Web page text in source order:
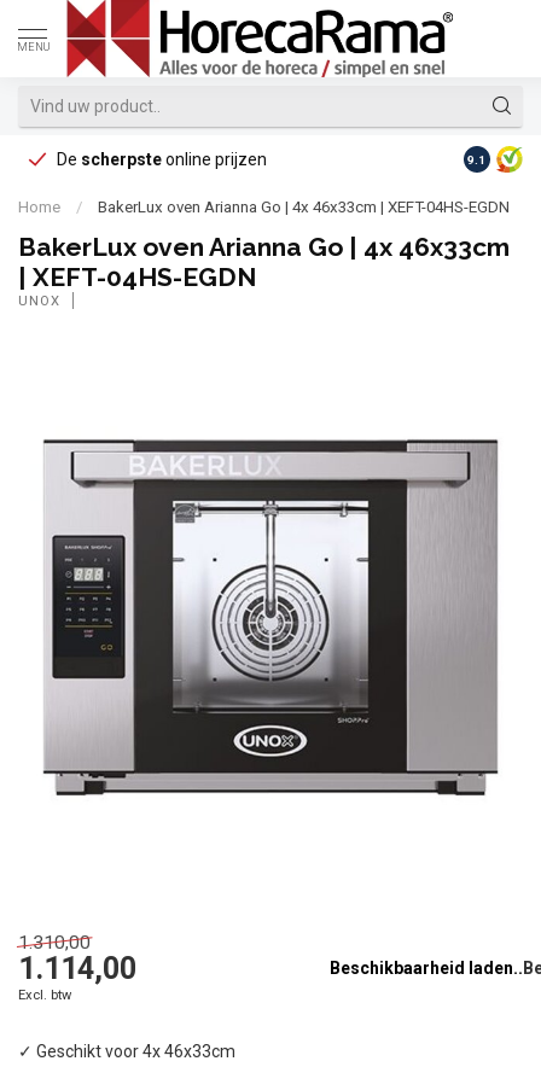
MENU
De scherpsteonline prijzen Op
9.1
Home / BakerLux oven Arianna Go | 4x 46x33cm | XEFT-04HS-EGDN
BakerLux oven Arianna Go | 4x 46x33cm
| XEFT-04HS-EGDN
UNOX
1.310,00
1.114,00
Excl. btw
Beschikbaarheid laden..
✓ Geschikt voor 4x 46x33cm